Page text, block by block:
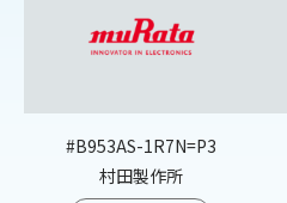
#B953AS-1R7N=P3
村田製作所